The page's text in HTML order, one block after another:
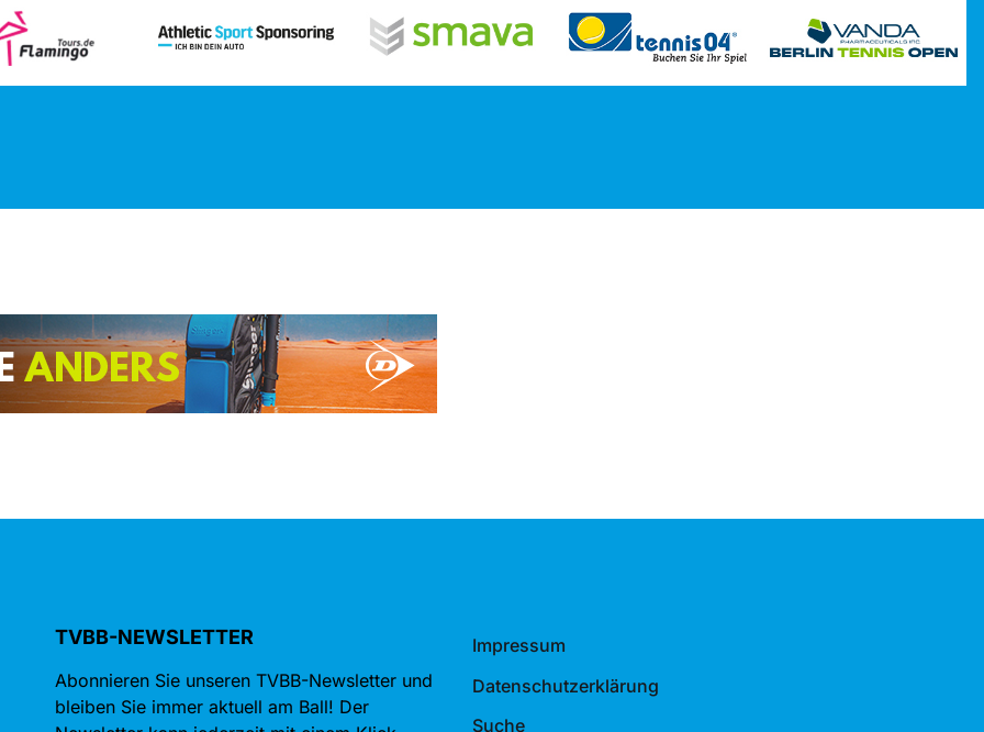
TVBB-NEWSLETTER
Abonnieren Sie unseren TVBB-Newsletter und
bleiben Sie immer aktuell am Ball! Der
Impressum
Datenschutzerklärung
Suche